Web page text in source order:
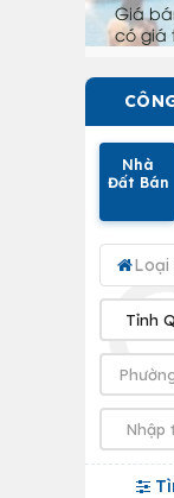
Giá
có giá
Nhà
Đất Bán
Loại